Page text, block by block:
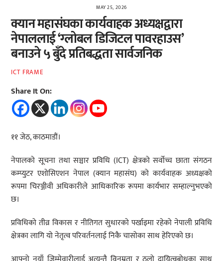
MAY 25, 2026
क्यान महासंघका कार्यवाहक अध्यक्षद्वारा
नेपाललाई ‘ग्लोबल डिजिटल पावरहाउस’
बनाउने ५ बुँदे प्रतिबद्धता सार्वजनिक
ICT FRAME
Share It On:
११ जेठ, काठमाडौं।
नेपालको सूचना तथा सञ्चार प्रविधि (ICT) क्षेत्रको सर्वोच्च छाता संगठन
कम्प्युटर एशोसिएशन नेपाल (क्यान महासंघ) को कार्यवाहक अध्यक्षको
रूपमा चिरञ्जीवी अधिकारीले आधिकारिक रूपमा कार्यभार सम्हाल्नुभएको
छ।
प्रविधिको तीव्र विकास र नीतिगत सुधारको पर्खाइमा रहेको नेपाली प्रविधि
क्षेत्रका लागि यो नेतृत्व परिवर्तनलाई निकै चासोका साथ हेरिएको छ।